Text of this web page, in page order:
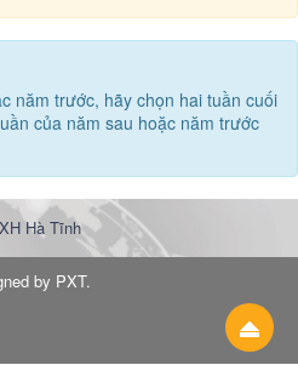
năm trước, hãy chọn hai tuần cuối
của năm sau hoặc năm trước
Hà Tĩnh
by PXT.